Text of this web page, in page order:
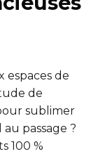
espaces de
de
sublimer
passage ?
100 %